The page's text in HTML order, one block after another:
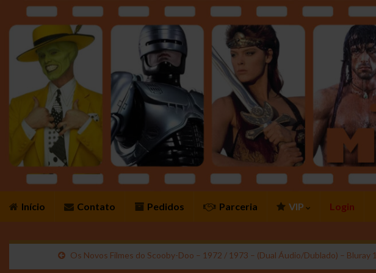
Início Contato Pedidos Parceria VIP Login
Os Novos Filmes do Scooby-Doo – 1972 / 1973 – (Dual Áudio/Dublado) – Bluray